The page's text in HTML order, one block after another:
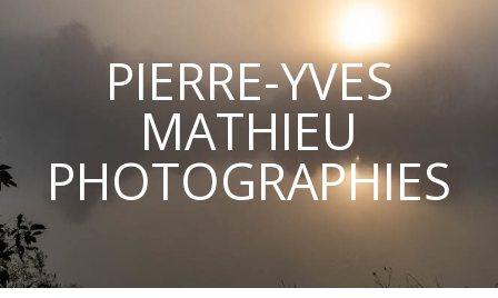
PIERRE-YVES
MATHIEU
PHOTOGRAPHIES